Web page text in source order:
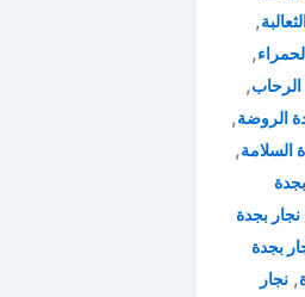
,
,
الرحاب,
الروضة,
السلامة,
نجار بجدة
بجدة
, نجار